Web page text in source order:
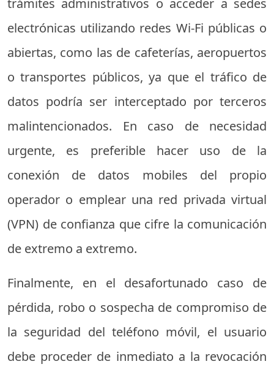
electrónicas utilizando redes Wi-Fi públicas o
abiertas, como las de cafeterías, aeropuertos
o transportes públicos, ya que el tráfico de
datos podría ser interceptado por terceros
malintencionados. En caso de necesidad
urgente, es preferible hacer uso de la
conexión de datos mobiles del propio
operador o emplear una red privada virtual
(VPN) de confianza que cifre la comunicación
de extremo a extremo.
Finalmente, en el desafortunado caso de
pérdida, robo o sospecha de compromiso de
la seguridad del teléfono móvil, el usuario
debe proceder de inmediato a la revocación